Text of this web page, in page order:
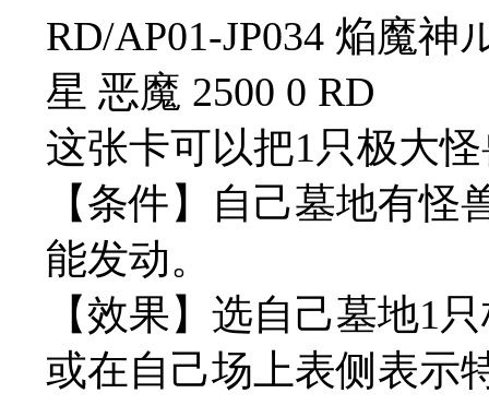
RD/AP01-JP034 焔魔
星 恶魔 2500 0 RD
这张卡可以把1只极大
【条件】自己墓地有
能发动。
【效果】选自己墓地1
或在自己场上表侧表示